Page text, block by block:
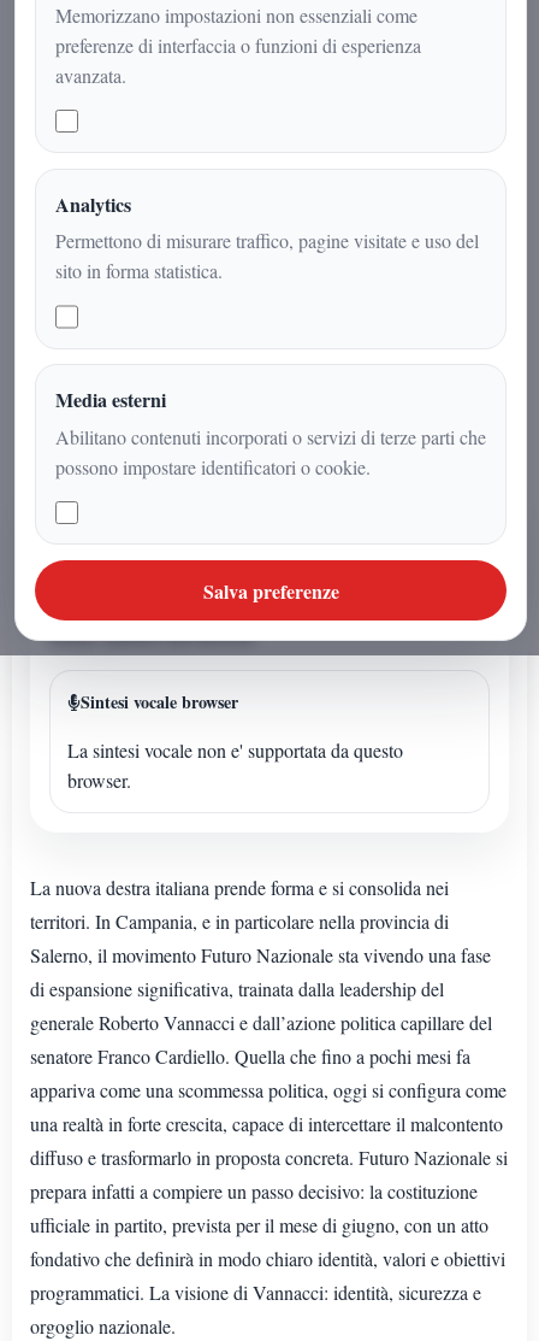
Il progetto politico del generale
Roberto Vannacci si rafforza nel
Mezzogiorno grazie all’impegno del
senatore Franco Cardiello: visione,
radicamento e consenso crescente per
una proposta che punta a sicurezza,
identità e rilancio del Paese.
Ascolta o avvia la sintesi
Se l'articolo non ha un audio dedicato puoi avviare la
lettura sintetica dal browser.
Sintesi vocale browser
La sintesi vocale non e' supportata da questo
browser.
La nuova destra italiana prende forma e si consolida nei
territori. In Campania, e in particolare nella provincia di
Salerno, il movimento Futuro Nazionale sta vivendo una fase
di espansione significativa, trainata dalla leadership del
generale Roberto Vannacci e dall’azione politica capillare del
senatore Franco Cardiello. Quella che fino a pochi mesi fa
appariva come una scommessa politica, oggi si configura come
una realtà in forte crescita, capace di intercettare il malcontento
diffuso e trasformarlo in proposta concreta. Futuro Nazionale si
prepara infatti a compiere un passo decisivo: la costituzione
ufficiale in partito, prevista per il mese di giugno, con un atto
fondativo che definirà in modo chiaro identità, valori e obiettivi
programmatici. La visione di Vannacci: identità, sicurezza e
orgoglio nazionale.
Memorizzano impostazioni non essenziali come
preferenze di interfaccia o funzioni di esperienza
avanzata.
Analytics
Permettono di misurare traffico, pagine visitate e uso del
sito in forma statistica.
Media esterni
Abilitano contenuti incorporati o servizi di terze parti che
possono impostare identificatori o cookie.
Salva preferenze